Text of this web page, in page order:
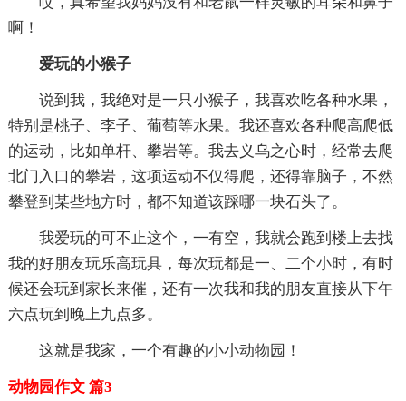
啊！
爱玩的小猴子
说到我，我绝对是一只小猴子，我喜欢吃各种水果，
特别是桃子、李子、葡萄等水果。我还喜欢各种爬高爬低
的运动，比如单杆、攀岩等。我去义乌之心时，经常去爬
北门入口的攀岩，这项运动不仅得爬，还得靠脑子，不然
攀登到某些地方时，都不知道该踩哪一块石头了。
我爱玩的可不止这个，一有空，我就会跑到楼上去找
我的好朋友玩乐高玩具，每次玩都是一、二个小时，有时
候还会玩到家长来催，还有一次我和我的朋友直接从下午
六点玩到晚上九点多。
这就是我家，一个有趣的小小动物园！
动物园作文 篇3